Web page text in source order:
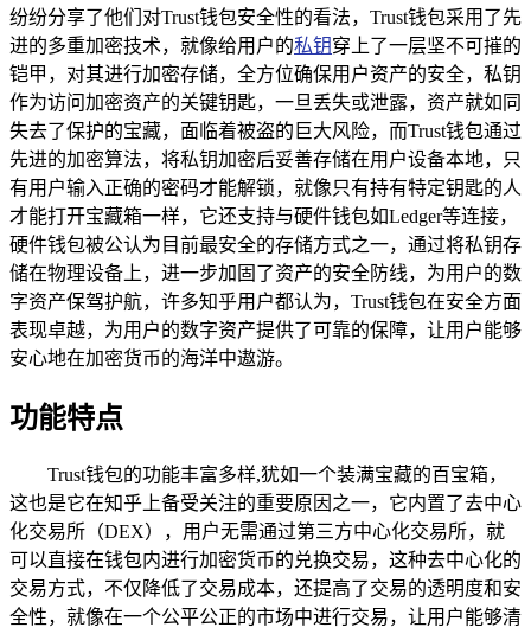
纷纷分享了他们对Trust钱包安全性的看法，Trust钱包采用了先
进的多重加密技术，就像给用户的私钥穿上了一层坚不可摧的
铠甲，对其进行加密存储，全方位确保用户资产的安全，私钥
作为访问加密资产的关键钥匙，一旦丢失或泄露，资产就如同
失去了保护的宝藏，面临着被盗的巨大风险，而Trust钱包通过
先进的加密算法，将私钥加密后妥善存储在用户设备本地，只
有用户输入正确的密码才能解锁，就像只有持有特定钥匙的人
才能打开宝藏箱一样，它还支持与硬件钱包如Ledger等连接，
硬件钱包被公认为目前最安全的存储方式之一，通过将私钥存
储在物理设备上，进一步加固了资产的安全防线，为用户的数
字资产保驾护航，许多知乎用户都认为，Trust钱包在安全方面
表现卓越，为用户的数字资产提供了可靠的保障，让用户能够
安心地在加密货币的海洋中遨游。
功能特点
Trust钱包的功能丰富多样,犹如一个装满宝藏的百宝箱，
这也是它在知乎上备受关注的重要原因之一，它内置了去中心
化交易所（DEX），用户无需通过第三方中心化交易所，就
可以直接在钱包内进行加密货币的兑换交易，这种去中心化的
交易方式，不仅降低了交易成本，还提高了交易的透明度和安
全性，就像在一个公平公正的市场中进行交易，让用户能够清